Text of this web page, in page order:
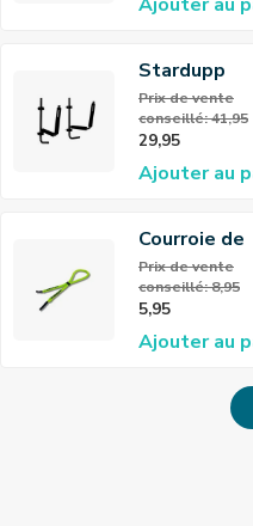
Stardupp
SUP/Kayak
Rack
Prix ​​de vente
conseillé: 41,95
29,95
Ajouter au
Courroie de
lunettes
flottante
Stardupp
Prix ​​de vente
conseillé: 8,95
5,95
Ajouter au